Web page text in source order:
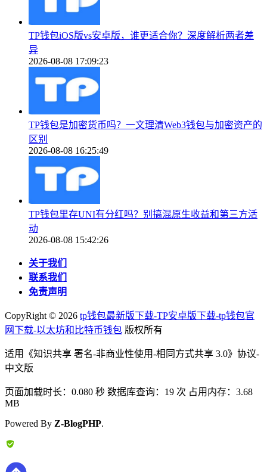
TP钱包iOS版vs安卓版，谁更适合你？深度解析两者差
异
2026-08-08 17:09:23
TP钱包是加密货币吗？一文理清Web3钱包与加密资产的
区别
2026-08-08 16:25:49
TP钱包里存UNI有分红吗？别搞混原生收益和第三方活
动
2026-08-08 15:42:26
关于我们
联系我们
免责声明
CopyRight © 2026 tp钱包最新版下载-TP安卓版下载-tp钱包官
网下载-以太坊和比特币钱包 版权所有
适用《知识共享 署名-非商业性使用-相同方式共享 3.0》协议-
中文版
页面加载时长：0.080 秒 数据库查询：19 次 占用内存：3.68
MB
Powered By Z-BlogPHP.